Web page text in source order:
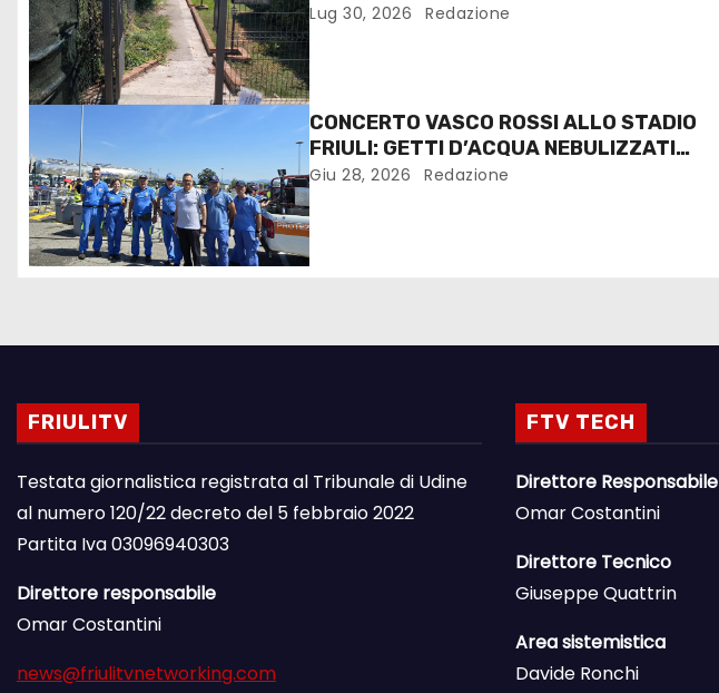
Lug 30, 2026 Redazione
CONCERTO VASCO ROSSI ALLO STADIO
FRIULI: GETTI D’ACQUA NEBULIZZATI
CONTRO IL CALDO
Giu 28, 2026 Redazione
FRIULITV
Testata giornalistica registrata al Tribunale di Udine
al numero 120/22 decreto del 5 febbraio 2022
Partita Iva 03096940303
Direttore responsabile
Omar Costantini
news@friulitvnetworking.com
FTV TECH
Direttore Responsabile
Omar Costantini
Direttore Tecnico
Giuseppe Quattrin
Area sistemistica
Davide Ronchi